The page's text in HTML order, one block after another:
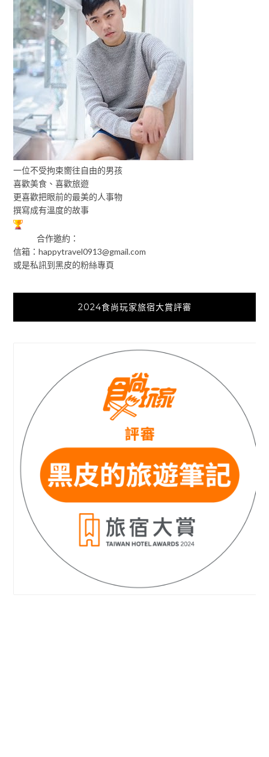
一位不受拘束嚮往自由的男孩
喜歡美食、喜歡旅遊
更喜歡把眼前的最美的人事物
撰寫成有溫度的故事
合作邀約：
信箱：happytravel0913@gmail.com
或是私訊到黑皮的粉絲專頁
2024食尚玩家旅宿大賞評審